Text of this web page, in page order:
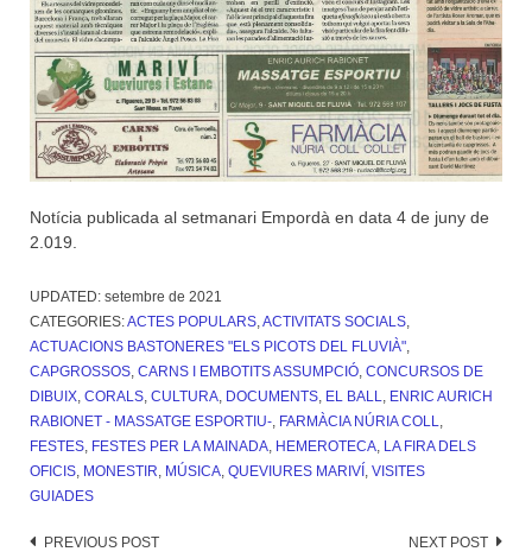
Notícia publicada al setmanari Empordà en data 4 de juny de
2.019.
UPDATED: setembre de 2021
CATEGORIES:ACTES POPULARS,ACTIVITATS SOCIALS,
ACTUACIONS BASTONERES "ELS PICOTS DEL FLUVIÀ",
CAPGROSSOS, CARNS I EMBOTITS ASSUMPCIÓ, CONCURSOS DE
DIBUIX, CORALS, CULTURA, DOCUMENTS, EL BALL, ENRIC AURICH
RABIONET - MASSATGE ESPORTIU-, FARMÀCIA NÚRIA COLL,
FESTES, FESTES PER LA MAINADA, HEMEROTECA, LA FIRA DELS
OFICIS, MONESTIR, MÚSICA, QUEVIURES MARIVÍ , VISITES
GUIADES
Post
PREVIOUS POST NEXT POST